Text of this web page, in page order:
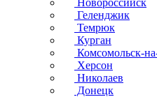
Новороссийск
Геленджик
Темрюк
Курган
Комсомольск-
Херсон
Николаев
Донецк